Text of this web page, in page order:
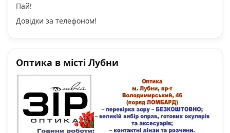
Пай!
Довідки за телефоном!
Оптика в місті Лубни